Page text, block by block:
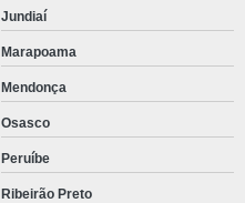
Jundiaí
Marapoama
Mendonça
Osasco
Peruíbe
Ribeirão Preto